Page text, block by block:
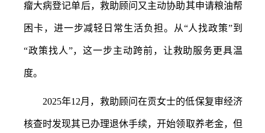
瘤大病登记单后，救助顾问又主动协助其申请粮油帮
困卡，进一步减轻日常生活负担。从“人找政策”到
“政策找人”，这一步主动跨前，让救助服务更具温
度。
2025年12月，救助顾问在贡女士的低保复审经济
核查时发现其已办理退休手续，开始领取养老金，但